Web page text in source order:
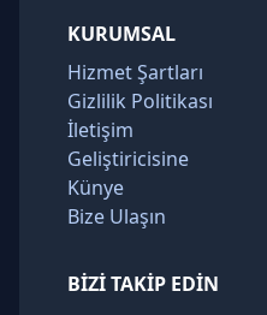
KURUMSAL
Hizmet Şartları
Gizlilik Politikası
İletişim
Geliştiricisine
Künye
Bize Ulaşın
BIZI TAKIP EDIN